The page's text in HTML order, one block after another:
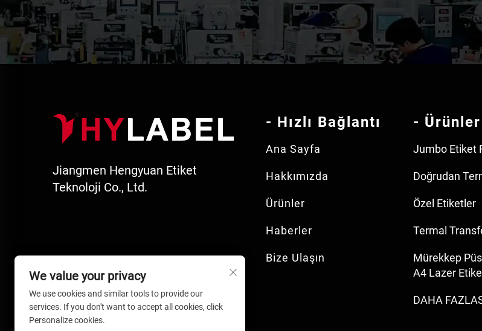
Jiangmen Hengyuan Etiket
Teknoloji Co., Ltd.
- Hızlı Bağlantı
Ana Sayfa
Hakkımızda
Ürünler
Haberler
Bize Ulaşın
- Ürünler
Jumbo Etiket
Doğrudan
Özel Etiketler
Termal
Mürekkep
A4 Lazer
DAHA
We value your privacy
We use cookies and similar tools to provide our
services. If you don't want to accept all cookies, click
Personalize cookies.